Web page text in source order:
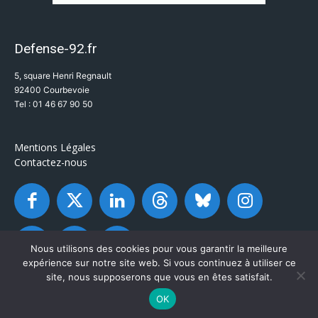
Defense-92.fr
5, square Henri Regnault
92400 Courbevoie
Tel : 01 46 67 90 50
Mentions Légales
Contactez-nous
© Defense-92.fr - Tous droits réservés 2003 / 2026
Nous utilisons des cookies pour vous garantir la meilleure
expérience sur notre site web. Si vous continuez à utiliser ce
site, nous supposerons que vous en êtes satisfait.
OK